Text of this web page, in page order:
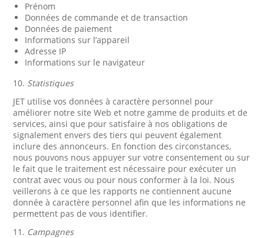
Prénom
Données de commande et de transaction
Données de paiement
Informations sur l’appareil
Adresse IP
Informations sur le navigateur
10. Statistiques
JET utilise vos données à caractère personnel pour
améliorer notre site Web et notre gamme de produits et de
services, ainsi que pour satisfaire à nos obligations de
signalement envers des tiers qui peuvent également
inclure des annonceurs. En fonction des circonstances,
nous pouvons nous appuyer sur votre consentement ou sur
le fait que le traitement est nécessaire pour exécuter un
contrat avec vous ou pour nous conformer à la loi. Nous
veillerons à ce que les rapports ne contiennent aucune
donnée à caractère personnel afin que les informations ne
permettent pas de vous identifier.
11. Campagnes